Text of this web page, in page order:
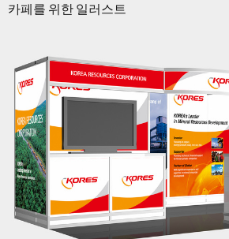
카페를 위한 일러스트